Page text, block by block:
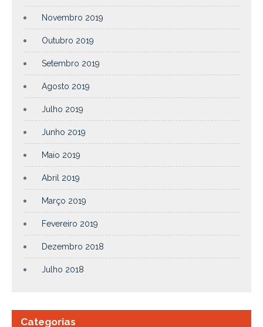
Novembro 2019
Outubro 2019
Setembro 2019
Agosto 2019
Julho 2019
Junho 2019
Maio 2019
Abril 2019
Março 2019
Fevereiro 2019
Dezembro 2018
Julho 2018
Categorias